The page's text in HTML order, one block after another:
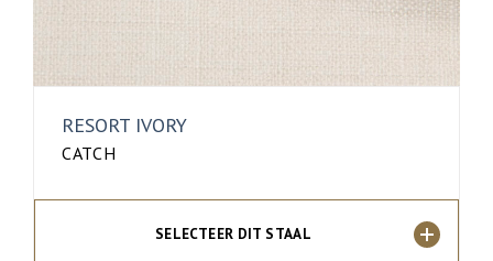
RESORT IVORY
CATCH
SELECTEER DIT STAAL